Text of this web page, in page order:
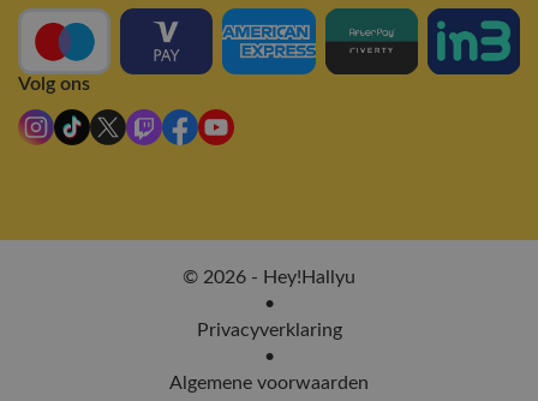
Volg ons
© 2026 - Hey!Hallyu
•
Privacyverklaring
•
Algemene voorwaarden